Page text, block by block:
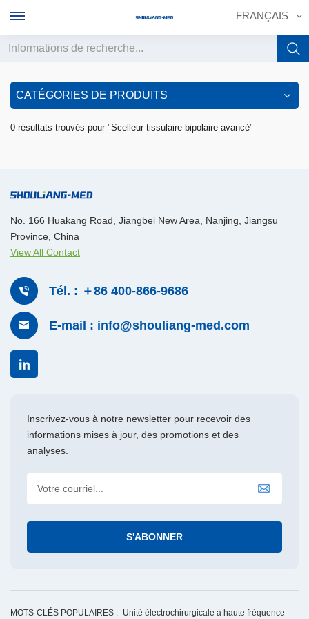
FRANÇAIS
English
français
CATÉGORIES DE PRODUITS
0 résultats trouvés pour "Scelleur tissulaire bipolaire avancé"
No. 166 Huakang Road, Jiangbei New Area, Nanjing, Jiangsu
Province, China
View All Contact
Tél. : ＋86 400-866-9686
E-mail : info@shouliang-med.com
Inscrivez-vous à notre newsletter pour recevoir des
informations mises à jour, des promotions et des
analyses.
MOTS-CLÉS POPULAIRES : Unité électrochirurgicale à haute fréquence